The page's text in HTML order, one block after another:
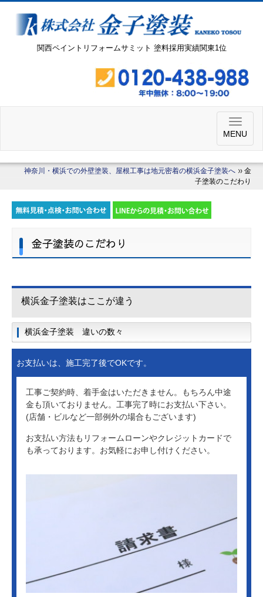
関西ペイントリフォームサミット 塗料採用実績関東1位
MENU
神奈川・横浜での外壁塗装、屋根工事は地元密着の横浜金子塗装へ
金
子塗装のこだわり
金子塗装のこだわり
横浜金子塗装はここが違う
横浜金子塗装 違いの数々
お支払いは、施工完了後でOKです。
工事ご契約時、着手金はいただきません。もちろん中途
金も頂いておりません。工事完了時にお支払い下さい。
(店舗・ビルなど一部例外の場合もございます)
お支払い方法もリフォームローンやクレジットカードで
も承っております。お気軽にお申し付けください。